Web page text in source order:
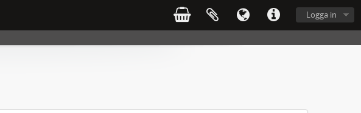
Logga in